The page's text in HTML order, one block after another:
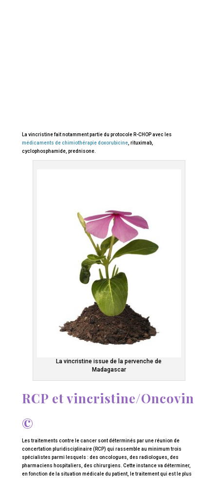
La vincristine fait notamment partie du protocole R-CHOP avec les
médicaments de chimiothérapie doxorubicine, rituximab,
cyclophosphamide, prednisone.
La vincristine issue de la pervenche de
Madagascar
RCP et vincristine/Oncovin
©
Les traitements contre le cancer sont déterminés par une réunion de
concertation pluridisciplinaire (RCP) qui rassemble au minimum trois
spécialistes parmi lesquels : des oncologues, des radiologues, des
pharmaciens hospitaliers, des chirurgiens. Cette instance va déterminer,
en fonction de la situation médicale du patient, le traitement qui est le plus